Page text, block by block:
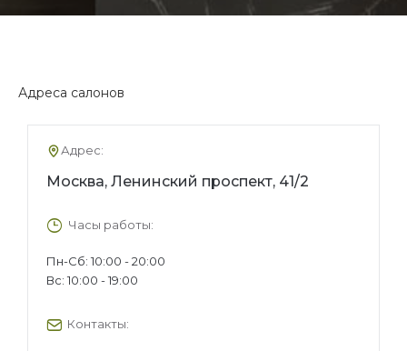
Адреса салонов
Адрес:
Москва, Ленинский проспект, 41/2
Часы работы:
Пн-Сб: 10:00 - 20:00
Вс: 10:00 - 19:00
Контакты: